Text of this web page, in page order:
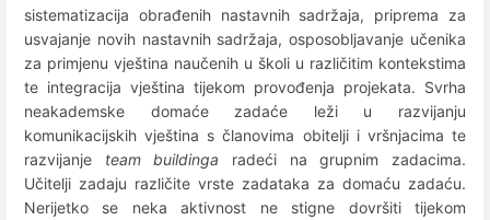
sistematizacija obrađenih nastavnih sadržaja, priprema za
usvajanje novih nastavnih sadržaja, osposobljavanje učenika
za primjenu vještina naučenih u školi u različitim kontekstima
te integracija vještina tijekom provođenja projekata. Svrha
neakademske domaće zadaće leži u razvijanju
komunikacijskih vještina s članovima obitelji i vršnjacima te
razvijanje team buildinga radeći na grupnim zadacima.
Učitelji zadaju različite vrste zadataka za domaću zadaću.
Nerijetko se neka aktivnost ne stigne dovršiti tijekom